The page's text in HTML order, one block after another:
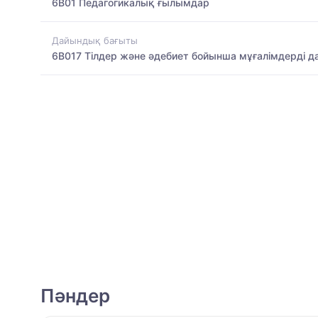
6B01 Педагогикалық ғылымдар
Дайындық бағыты
6B017 Тілдер және әдебиет бойынша мұғалімдерді
Пәндер